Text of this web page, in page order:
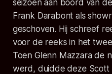
seizoen aan boord van
Frank Darabont als
geschoven. Hij schreef
voor de reeks in het
Toen Glenn Mazzara de
werd, duidde deze Scott